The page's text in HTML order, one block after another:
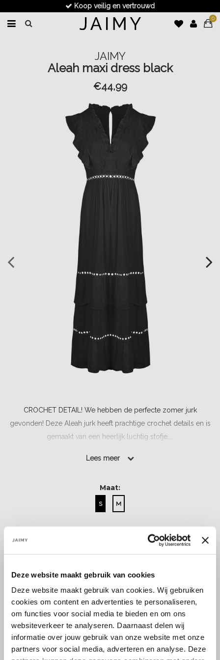
Deze website maakt gebruik van cookies
Deze website maakt gebruik van cookies. Wij gebruiken
cookies om content en advertenties te personaliseren,
om functies voor social media te bieden en om ons
websiteverkeer te analyseren. Daarnaast delen wij
informatie over jouw gebruik van onze website met onze
partners voor social media, adverteren en analyse. Deze
Koop veilig en vertrouwd
0
JAIMY
Aleah maxi dress black
€44,99
CROCHET DETAIL! We hebben de perfecte zomer jurk
gevonden! Deze Aleah jurk heeft prachtige crochet details en is
gemaakt van een heerlijk luchtig stofje....
Lees meer
Maat:
S M
Size guide Verzenden & retourneren